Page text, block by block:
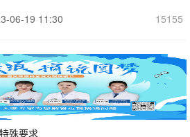
06-19 11:30 15155
殊要求